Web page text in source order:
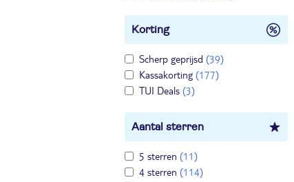
Korting
Scherp geprijsd (39)
Kassakorting (177)
TUI Deals (3)
Aantal sterren
5 sterren (11)
4 sterren (114)